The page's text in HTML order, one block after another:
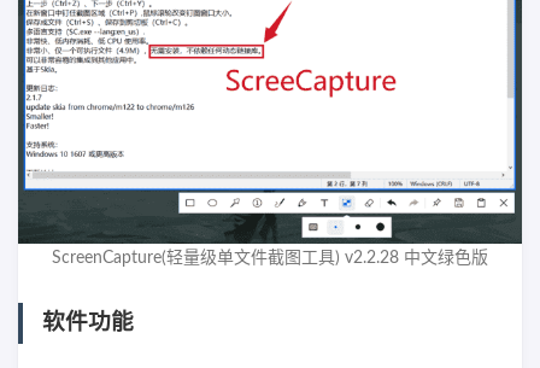
ScreenCapture(轻量级单文件截图工具) v2.2.28 中文绿色版
软件功能